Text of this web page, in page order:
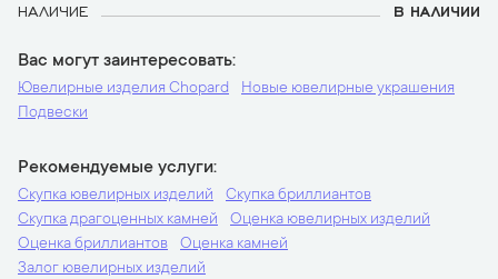
НАЛИЧИЕ
В НАЛИЧИИ
Вас могут заинтересовать
Ювелирные изделия Chopard
Новые ювелирные украшения
Подвески
Рекомендуемые услуги
Скупка ювелирных изделий
Скупка бриллиантов
Скупка драгоценных камней
Оценка ювелирных изделий
Оценка бриллиантов
Оценка камней
Залог ювелирных изделий